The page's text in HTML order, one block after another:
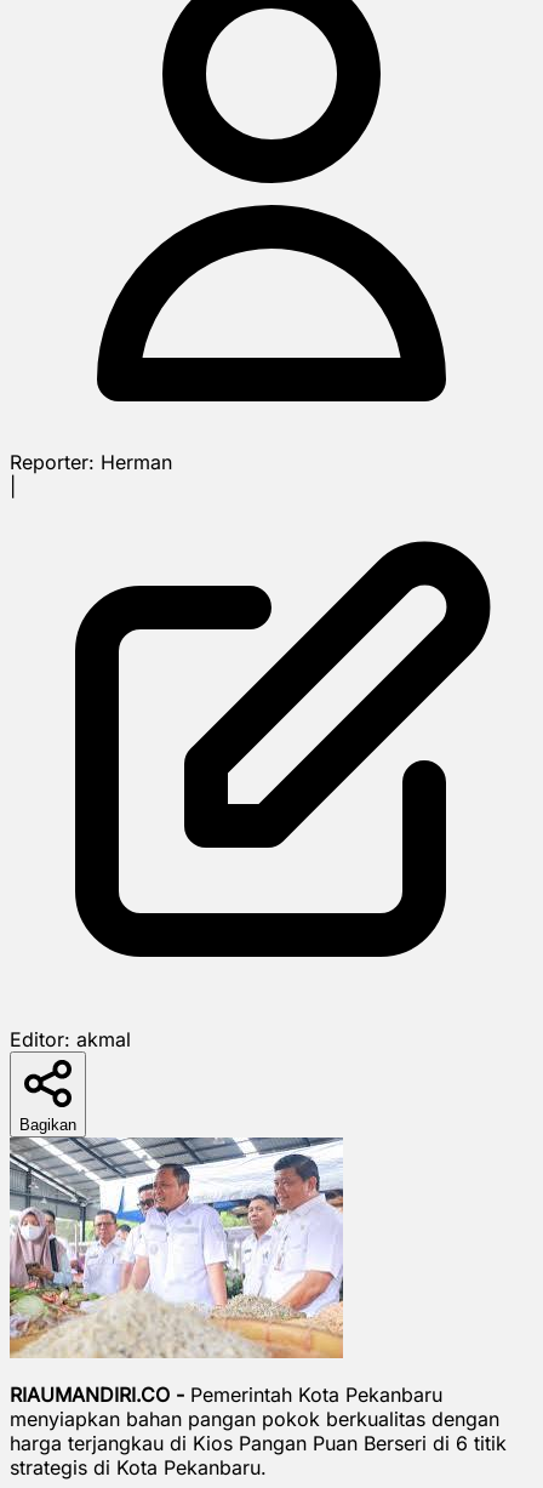
Reporter: Herman
Editor: akmal
Bagikan
RIAUMANDIRI.CO - Pemerintah Kota Pekanbaru
menyiapkan bahan pangan pokok berkualitas dengan
harga terjangkau di Kios Pangan Puan Berseri di 6 titik
strategis di Kota Pekanbaru.